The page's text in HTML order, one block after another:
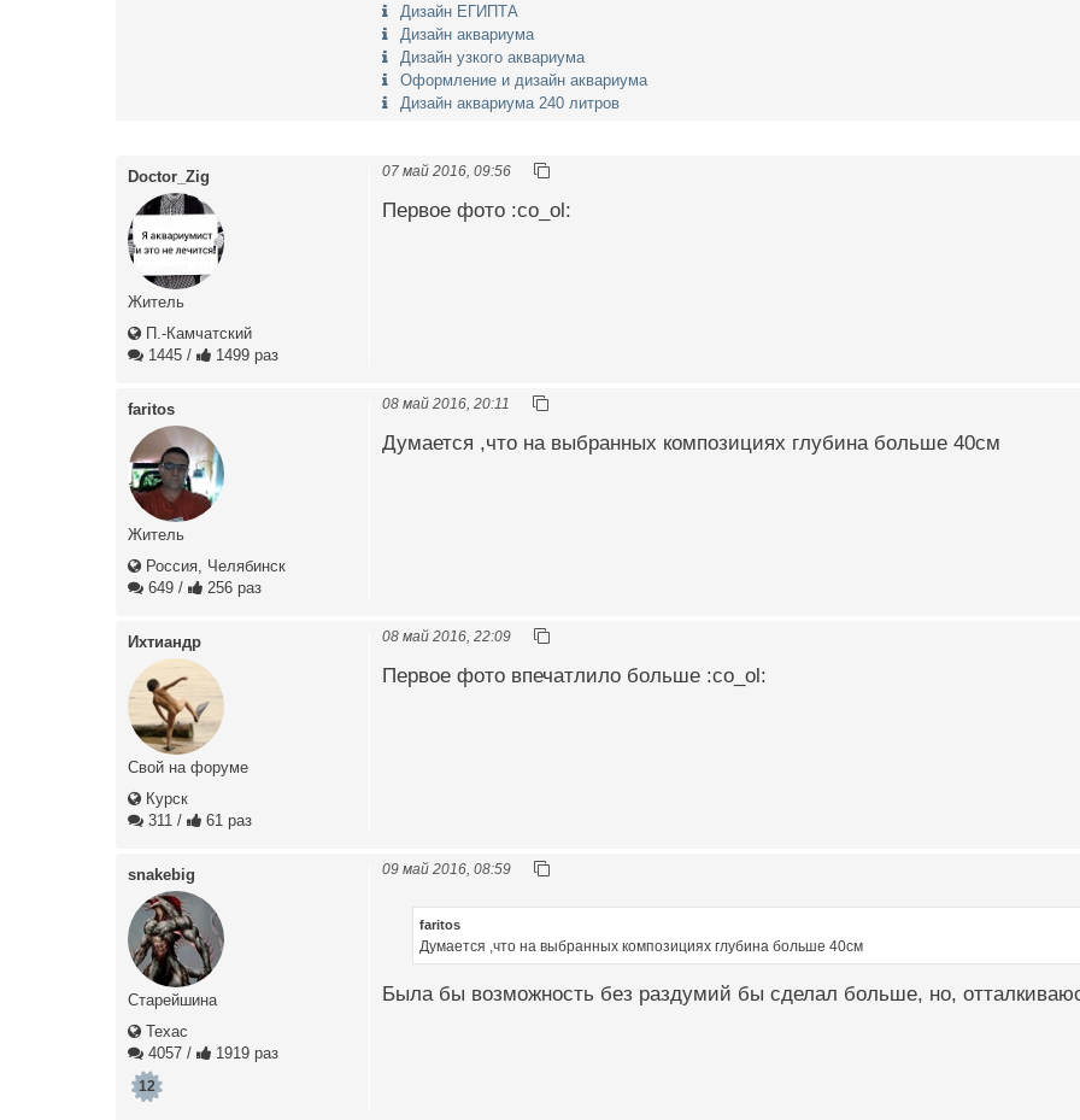
Дизайн ЕГИПТА
Дизайн аквариума
Дизайн узкого аквариума
Оформление и дизайн аквариума
Дизайн аквариума 240 литров
Doctor_Zig
Житель
П.-Камчатский
1445 / 1499 раз
07 май 2016, 09:56
Первое фото :co_ol:
faritos
Житель
Россия, Челябинск
649 / 256 раз
08 май 2016, 20:11
Думается ,что на выбранных композициях глубина больше 40см
Ихтиандр
Свой на форуме
Курск
311 / 61 раз
08 май 2016, 22:09
Первое фото впечатлило больше :co_ol:
snakebig
Старейшина
Техас
4057 / 1919 раз
12
09 май 2016, 08:59
faritos
Думается ,что на выбранных композициях глубина больше 40см
Была бы возможность без раздумий бы сделал больше, но,